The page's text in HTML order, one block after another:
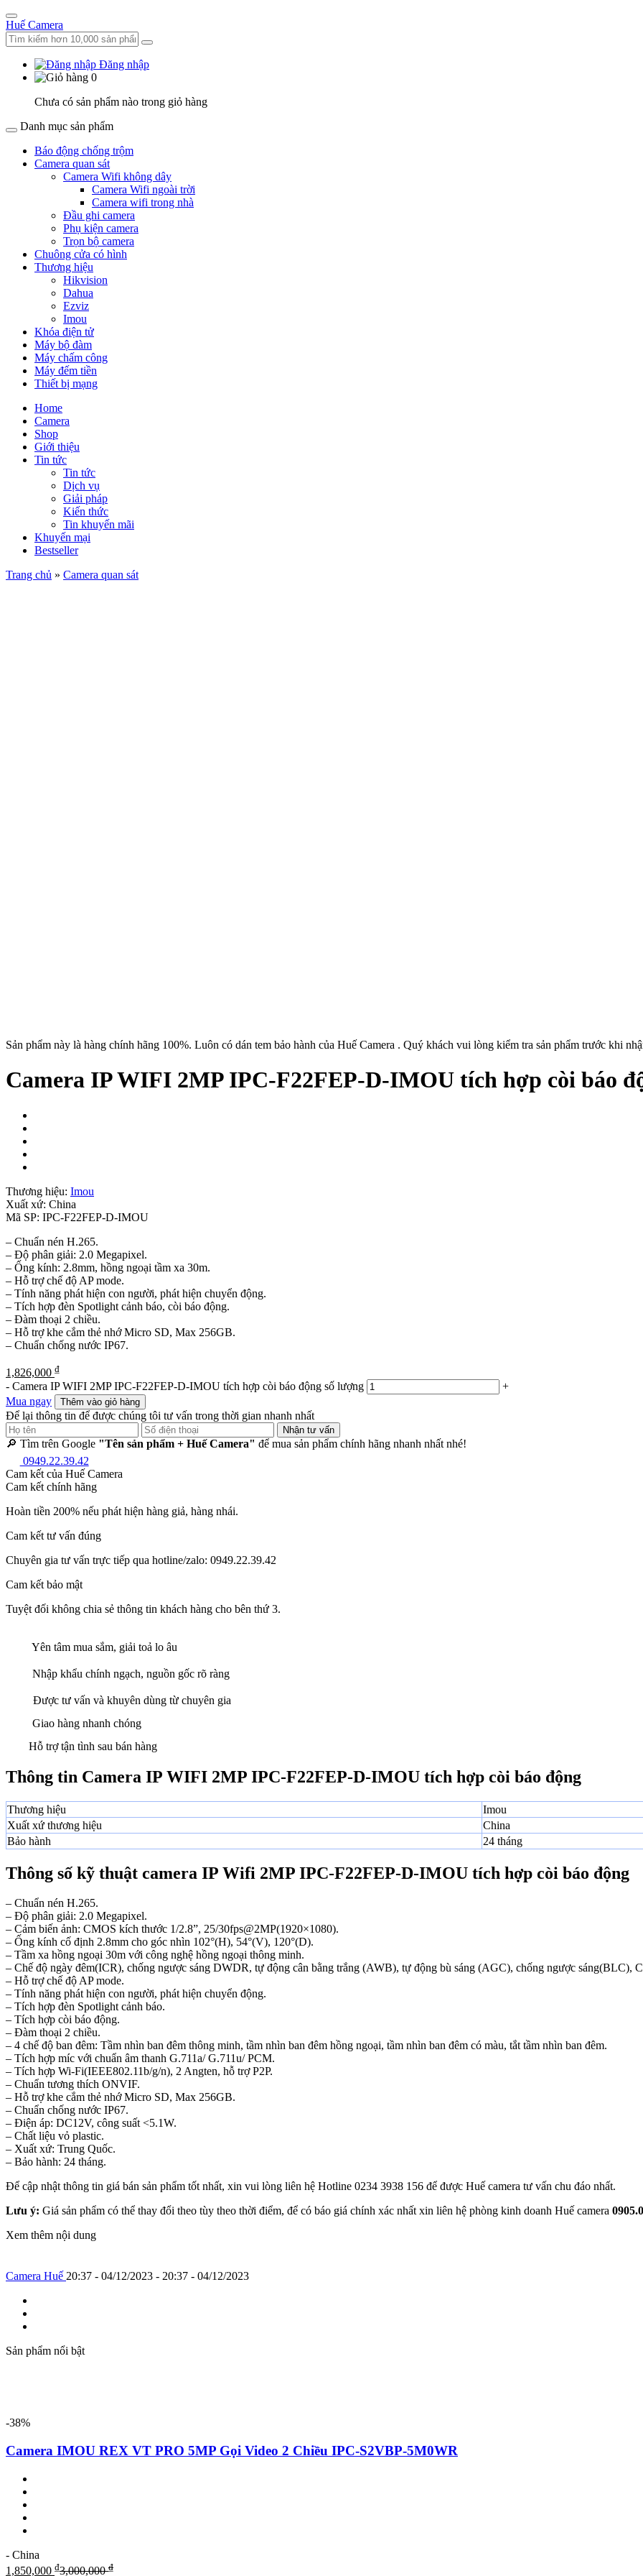
Huế Camera
Đăng nhập
0
Chưa có sản phẩm nào trong giỏ hàng
Danh mục sản phẩm
Báo động chống trộm
Camera quan sát
Camera Wifi không dây
Camera Wifi ngoài trời
Camera wifi trong nhà
Đầu ghi camera
Phụ kiện camera
Trọn bộ camera
Chuông cửa có hình
Thương hiệu
Hikvision
Dahua
Ezviz
Imou
Khóa điện tử
Máy bộ đàm
Máy chấm công
Máy đếm tiền
Thiết bị mạng
Home
Camera
Shop
Giới thiệu
Tin tức
Tin tức
Dịch vụ
Giải pháp
Kiến thức
Tin khuyến mãi
Khuyến mại
Bestseller
Trang chủ » Camera quan sát
Sản phẩm này là hàng chính hãng 100%. Luôn có dán tem bảo hành của Huế Camera . Quý khách vui lòng kiểm tra sản phẩm trước khi
Camera IP WIFI 2MP IPC-F22FEP-D-IMOU tích hợp còi báo
Thương hiệu: Imou
Xuất xứ: China
Mã SP: IPC-F22FEP-D-IMOU
– Chuẩn nén H.265.
– Độ phân giải: 2.0 Megapixel.
– Ống kính: 2.8mm, hồng ngoại tầm xa 30m.
– Hỗ trợ chế độ AP mode.
– Tính năng phát hiện con người, phát hiện chuyển động.
– Tích hợp đèn Spotlight cảnh báo, còi báo động.
– Đàm thoại 2 chiều.
– Hỗ trợ khe cắm thẻ nhớ Micro SD, Max 256GB.
– Chuẩn chống nước IP67.
1,826,000 ₫
- Camera IP WIFI 2MP IPC-F22FEP-D-IMOU tích hợp còi báo động số lượng
+
Mua ngay
Thêm vào giỏ hàng
Để lại thông tin để được chúng tôi tư vấn trong thời gian nhanh nhất
Nhận tư vấn
🔎 Tìm trên Google "Tên sản phẩm + Huế Camera" để mua sản phẩm chính hãng nhanh nhất nhé!
0949.22.39.42
Cam kết của Huế Camera
Cam kết chính hãng
Hoàn tiền 200% nếu phát hiện hàng giả, hàng nhái.
Cam kết tư vấn đúng
Chuyên gia tư vấn trực tiếp qua hotline/zalo: 0949.22.39.42
Cam kết bảo mật
Tuyệt đối không chia sẻ thông tin khách hàng cho bên thứ 3.
Yên tâm mua sắm, giải toả lo âu
Nhập khẩu chính ngạch, nguồn gốc rõ ràng
Được tư vấn và khuyên dùng từ chuyên gia
Giao hàng nhanh chóng
Hỗ trợ tận tình sau bán hàng
Thông tin Camera IP WIFI 2MP IPC-F22FEP-D-IMOU tích hợp còi báo động
Thương hiệu
Imou
Xuất xứ thương hiệu
China
Bảo hành
24 tháng
Thông số kỹ thuật camera IP Wifi 2MP IPC-F22FEP-D-IMOU tích hợp còi báo động
– Chuẩn nén H.265.
– Độ phân giải: 2.0 Megapixel.
– Cảm biến ảnh: CMOS kích thước 1/2.8”, 25/30fps@2MP(1920×1080).
– Ống kính cố định 2.8mm cho góc nhìn 102°(H), 54°(V), 120°(D).
– Tầm xa hồng ngoại 30m với công nghệ hồng ngoại thông minh.
– Chế độ ngày đêm(ICR), chống ngược sáng DWDR, tự động cân bằng trắng (AWB), tự động bù sáng (AGC), chống ngược sáng(BLC),
– Hỗ trợ chế độ AP mode.
– Tính năng phát hiện con người, phát hiện chuyển động.
– Tích hợp đèn Spotlight cảnh báo.
– Tích hợp còi báo động.
– Đàm thoại 2 chiều.
– 4 chế độ ban đêm: Tầm nhìn ban đêm thông minh, tầm nhìn ban đêm hồng ngoại, tầm nhìn ban đêm có màu, tắt tầm nhìn ban đêm.
– Tích hợp míc với chuẩn âm thanh G.711a/ G.711u/ PCM.
– Tích hợp Wi-Fi(IEEE802.11b/g/n), 2 Angten, hỗ trợ P2P.
– Chuẩn tương thích ONVIF.
– Hỗ trợ khe cắm thẻ nhớ Micro SD, Max 256GB.
– Chuẩn chống nước IP67.
– Điện áp: DC12V, công suất <5.1W.
– Chất liệu vỏ plastic.
– Xuất xứ: Trung Quốc.
– Bảo hành: 24 tháng.
Để cập nhật thông tin giá bán sản phẩm tốt nhất, xin vui lòng liên hệ Hotline 0234 3938 156 để được Huế camera tư vấn chu đáo nhất.
Lưu ý: Giá sản phẩm có thể thay đổi theo tùy theo thời điểm, để có báo giá chính xác nhất xin liên hệ phòng kinh doanh Huế camera
Xem thêm nội dung
Camera Huế 20:37 - 04/12/2023 - 20:37 - 04/12/2023
Sản phẩm nổi bật
-38%
Camera IMOU REX VT PRO 5MP Gọi Video 2 Chiều IPC-S2VBP-5M0WR
- China
1,850,000 ₫3,000,000₫